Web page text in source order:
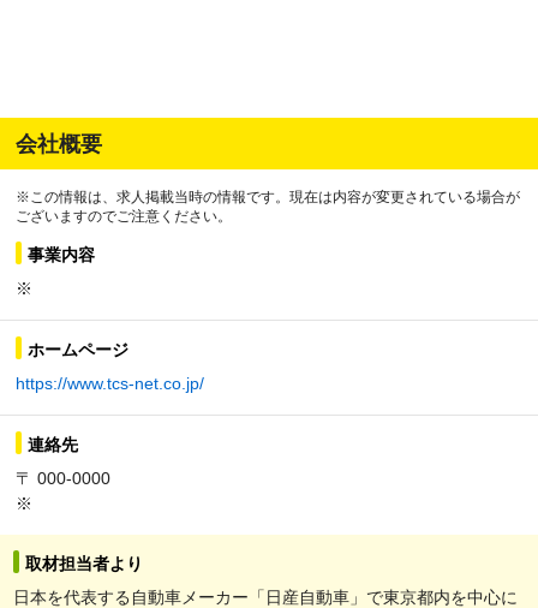
会社概要
※この情報は、求人掲載当時の情報です。現在は内容が変更されている場合が
ございますのでご注意ください。
事業内容
※
ホームページ
https://www.tcs-net.co.jp/
連絡先
〒 000-0000
※
取材担当者より
日本を代表する自動車メーカー「日産自動車」で東京都内を中心に